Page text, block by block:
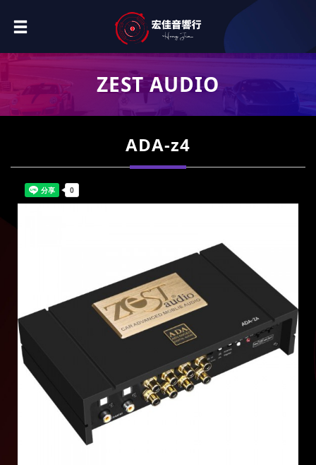
ZEST AUDIO
ADA-z4